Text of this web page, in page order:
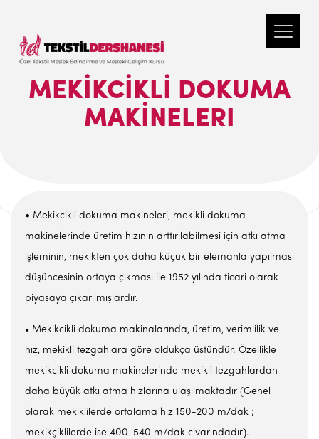
MEKİKCİKLİ DOKUMA
MAKİNELERI
• Mekikcikli dokuma makineleri, mekikli dokuma
makinelerinde üretim hızının arttırılabilmesi için atkı atma
işleminin, mekikten çok daha küçük bir elemanla yapılması
düşüncesinin ortaya çıkması ile 1952 yılında ticari olarak
piyasaya çıkarılmışlardır.
• Mekikcikli dokuma makinalarında, üretim, verimlilik ve
hız, mekikli tezgahlara göre oldukça üstündür. Özellikle
mekikcikli dokuma makinelerinde mekikli tezgahlardan
daha büyük atkı atma hızlarına ulaşılmaktadır (Genel
olarak mekiklilerde ortalama hız 150-200 m/dak ;
mekikçiklilerde ise 400-540 m/dak civarındadır).